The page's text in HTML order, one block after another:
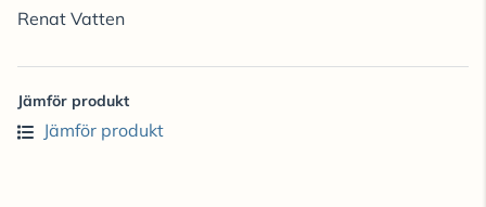
Renat Vatten
Jämför produkt
Jämför produkt